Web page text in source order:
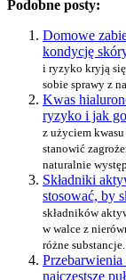
Podobne posty:
Domowe
kondycję
i ryzyko kryją się
sobie sprawy z
Kwas
ryzyko i jak
z użyciem
stanowić
naturalnie
Składniki
stosować, by
składników
w walce z
różne
Przebarwienia
najczęstsze